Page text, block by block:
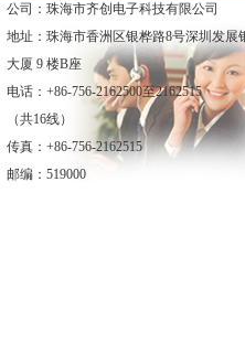
公司：珠海市齐创电子科技有限公司
地址：珠海市香洲区银桦路8号深圳发展
大厦 9 楼B座
电话：+86-756-2162500至2162515
（共16线）
传真：+86-756-2162515
邮编：519000